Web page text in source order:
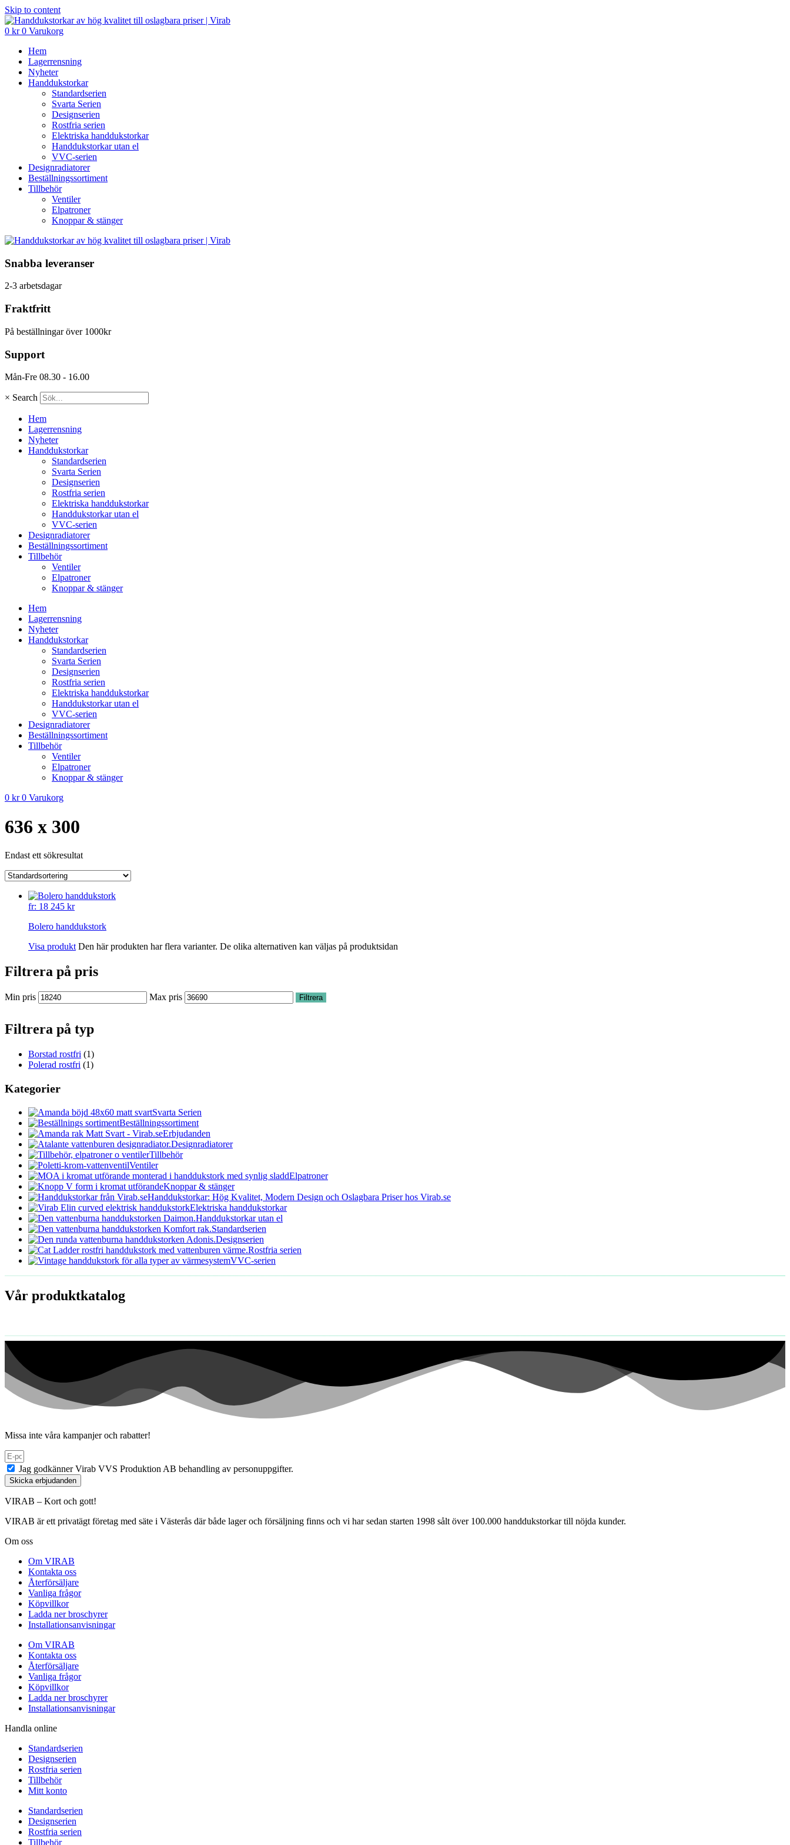
Skip to content
0 kr 0 Varukorg
Hem
Lagerrensning
Nyheter
Handdukstorkar
Standardserien
Svarta Serien
Designserien
Rostfria serien
Elektriska handdukstorkar
Handdukstorkar utan el
VVC-serien
Designradiatorer
Beställningssortiment
Tillbehör
Ventiler
Elpatroner
Knoppar & stänger
Snabba leveranser
2-3 arbetsdagar
Fraktfritt
På beställningar över 1000kr
Support
Mån-Fre 08.30 - 16.00
× Search
Hem
Lagerrensning
Nyheter
Handdukstorkar
Standardserien
Svarta Serien
Designserien
Rostfria serien
Elektriska handdukstorkar
Handdukstorkar utan el
VVC-serien
Designradiatorer
Beställningssortiment
Tillbehör
Ventiler
Elpatroner
Knoppar & stänger
Hem
Lagerrensning
Nyheter
Handdukstorkar
Standardserien
Svarta Serien
Designserien
Rostfria serien
Elektriska handdukstorkar
Handdukstorkar utan el
VVC-serien
Designradiatorer
Beställningssortiment
Tillbehör
Ventiler
Elpatroner
Knoppar & stänger
0 kr 0 Varukorg
636 x 300
Endast ett sökresultat
fr: 18 245 kr
Bolero handdukstork
Visa produkt Den här produkten har flera varianter. De olika alternativen kan väljas på produktsidan
Filtrera på pris
Min pris Max pris Filtrera
Filtrera på typ
Borstad rostfri (1)
Polerad rostfri (1)
Kategorier
Svarta Serien
Beställningssortiment
Erbjudanden
Designradiatorer
Tillbehör
Ventiler
Elpatroner
Knoppar & stänger
Handdukstorkar: Hög Kvalitet, Modern Design och Oslagbara Priser hos Virab.se
Elektriska handdukstorkar
Handdukstorkar utan el
Standardserien
Designserien
Rostfria serien
VVC-serien
Vår produktkatalog
Missa inte våra kampanjer och rabatter!
Jag godkänner Virab VVS Produktion AB behandling av personuppgifter.
Skicka erbjudanden
VIRAB – Kort och gott!
VIRAB är ett privatägt företag med säte i Västerås där både lager och försäljning finns och vi har sedan starten 1998 sålt över 100.000 handdukstorkar till nöjda kunder.
Om oss
Om VIRAB
Kontakta oss
Återförsäljare
Vanliga frågor
Köpvillkor
Ladda ner broschyrer
Installationsanvisningar
Om VIRAB
Kontakta oss
Återförsäljare
Vanliga frågor
Köpvillkor
Ladda ner broschyrer
Installationsanvisningar
Handla online
Standardserien
Designserien
Rostfria serien
Tillbehör
Mitt konto
Standardserien
Designserien
Rostfria serien
Tillbehör